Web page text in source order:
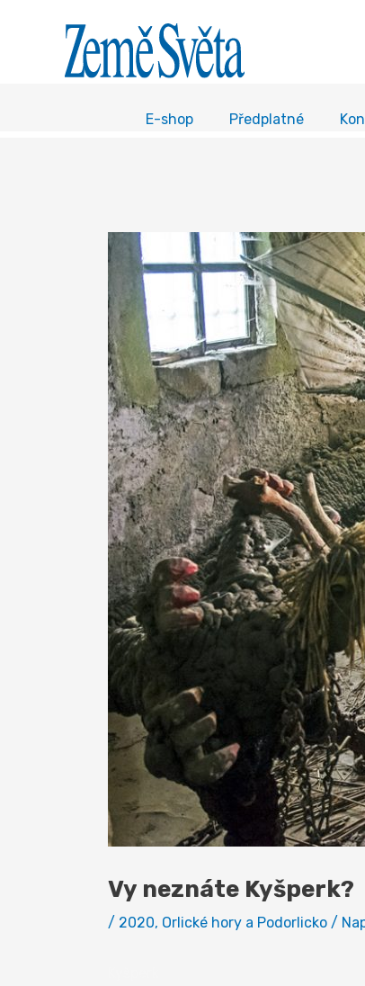
E-shop Předplatné
Vy neznáte Kyšperk?
/ 2020, Orlické hory a Podorlicko /